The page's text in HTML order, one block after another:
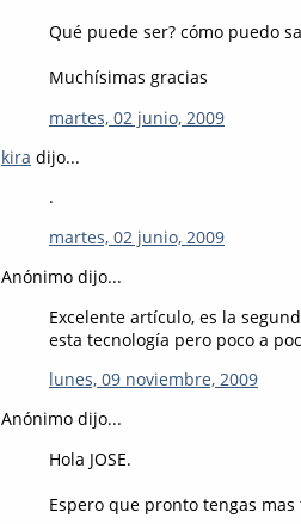
Qué puede ser? cómo puedo
Muchísimas gracias
martes, 02 junio, 2009
kira dijo...
.
martes, 02 junio, 2009
Anónimo dijo...
Excelente artículo, es la
esta tecnología pero poco a
lunes, 09 noviembre, 2009
Anónimo dijo...
Hola JOSE.
Espero que pronto tengas